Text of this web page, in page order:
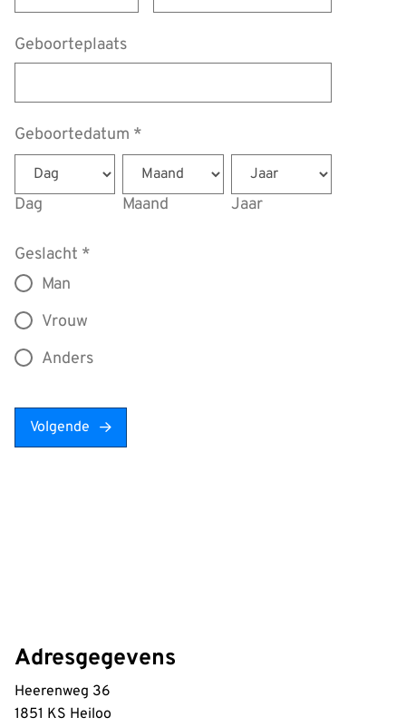
Geboorteplaats
Geboortedatum *
Dag Maand Jaar
Geslacht *
Man
Vrouw
Anders
Volgende
Adresgegevens
Heerenweg 36
1851 KS Heiloo